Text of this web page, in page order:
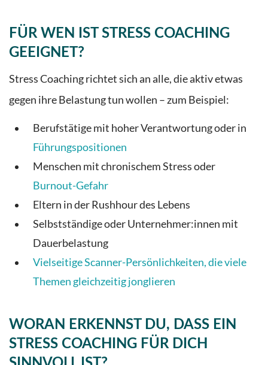
FÜR WEN IST STRESS COACHING
GEEIGNET?
Stress Coaching richtet sich an alle, die aktiv etwas
gegen ihre Belastung tun wollen – zum Beispiel:
Berufstätige mit hoher Verantwortung oder in
Führungspositionen
Menschen mit chronischem Stress oder
Burnout-Gefahr
Eltern in der Rushhour des Lebens
Selbstständige oder Unternehmer:innen mit
Dauerbelastung
Vielseitige Scanner-Persönlichkeiten, die viele
Themen gleichzeitig jonglieren
WORAN ERKENNST DU, DASS EIN
STRESS COACHING FÜR DICH